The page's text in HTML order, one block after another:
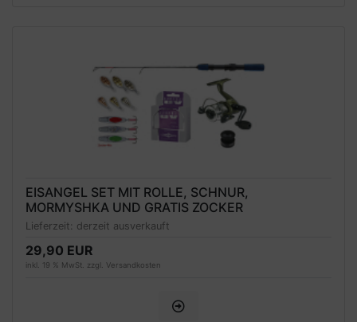
EISANGEL SET MIT ROLLE, SCHNUR,
MORMYSHKA UND GRATIS ZOCKER
Lieferzeit: derzeit ausverkauft
29,90 EUR
inkl. 19 % MwSt. zzgl. Versandkosten